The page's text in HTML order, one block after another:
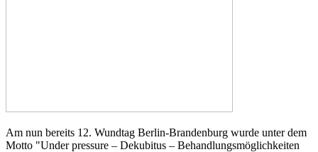
Am nun bereits 12. Wundtag Berlin-Brandenburg wurde unter dem
Motto "Under pressure – Dekubitus – Behandlungsmöglichkeiten